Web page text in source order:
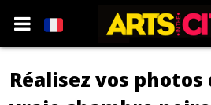
Réalisez vos photos